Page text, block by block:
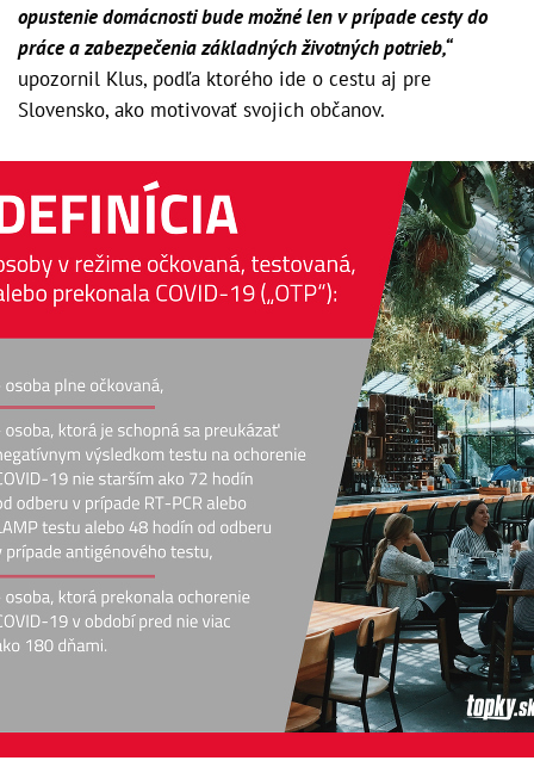
opustenie domácnosti bude možné len v prípade cesty do
práce a zabezpečenia základných životných potrieb,“
upozornil Klus, podľa ktorého ide o cestu aj pre
Slovensko, ako motivovať svojich občanov.